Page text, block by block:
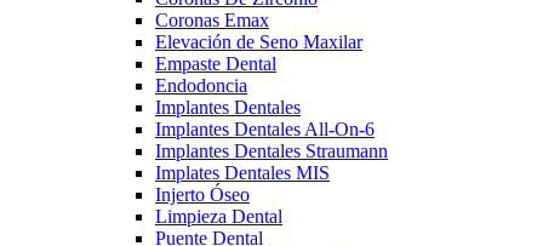
Coronas Emax
Elevación de Seno Maxilar
Empaste Dental
Endodoncia
Implantes Dentales
Implantes Dentales All-On-6
Implantes Dentales Straumann
Implates Dentales MIS
Injerto Óseo
Limpieza Dental
Puente Dental